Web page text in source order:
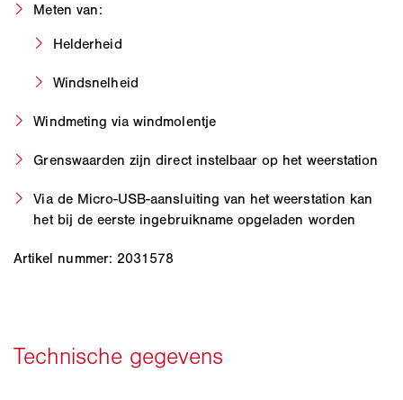
Meten van:
Helderheid
Windsnelheid
Windmeting via windmolentje
Grenswaarden zijn direct instelbaar op het weerstation
Via de Micro-USB-aansluiting van het weerstation kan
het bij de eerste ingebruikname opgeladen worden
Artikel nummer: 2031578